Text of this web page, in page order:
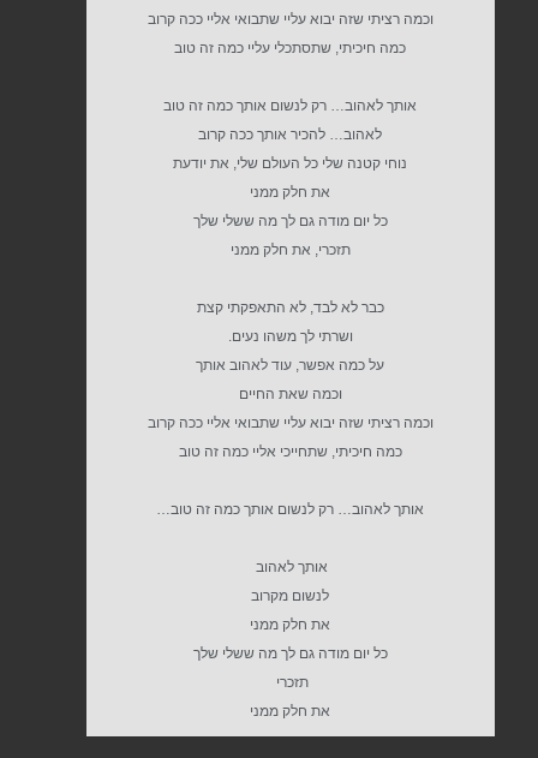
וכמה רציתי שזה יבוא עליי שתבואי אליי ככה קרוב
כמה חיכיתי, שתסתכלי עליי כמה זה טוב
אותך לאהוב… רק לנשום אותך כמה זה טוב
לאהוב… להכיר אותך ככה קרוב
נוחי קטנה שלי כל העולם שלי, את יודעת
את חלק ממני
כל יום מודה גם לך מה ששלי שלך
תזכרי, את חלק ממני
כבר לא לבד, לא התאפקתי קצת
ושרתי לך משהו נעים.
על כמה אפשר, עוד לאהוב אותך
וכמה שאת החיים
וכמה רציתי שזה יבוא עליי שתבואי אליי ככה קרוב
כמה חיכיתי, שתחייכי אליי כמה זה טוב
אותך לאהוב… רק לנשום אותך כמה זה טוב…
אותך לאהוב
לנשום מקרוב
את חלק ממני
כל יום מודה גם לך מה ששלי שלך
תזכרי
את חלק ממני